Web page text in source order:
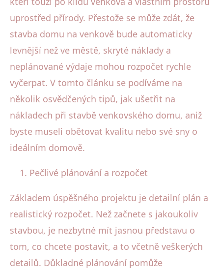
uprostřed přírody. Přestože se může zdát, že
stavba domu na venkově bude automaticky
levnější než ve městě, skryté náklady a
neplánované výdaje mohou rozpočet rychle
vyčerpat. V tomto článku se podíváme na
několik osvědčených tipů, jak ušetřit na
nákladech při stavbě venkovského domu, aniž
byste museli obětovat kvalitu nebo své sny o
ideálním domově.
Pečlivé plánování a rozpočet
Základem úspěšného projektu je detailní plán a
realistický rozpočet. Než začnete s jakoukoliv
stavbou, je nezbytné mít jasnou představu o
tom, co chcete postavit, a to včetně veškerých
detailů. Důkladné plánování pomůže